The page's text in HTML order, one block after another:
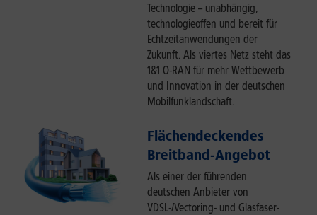
Technologie – unabhängig,
technologieoffen und bereit für
Echtzeitanwendungen der
Zukunft. Als viertes Netz steht das
1&1 O-RAN für mehr Wettbewerb
und Innovation in der deutschen
Mobilfunklandschaft.
Flächendeckendes
Breitband-Angebot
Als einer der führenden
deutschen Anbieter von
VDSL-/Vectoring- und Glasfaser-